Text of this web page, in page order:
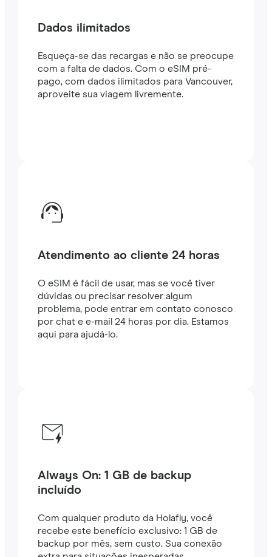
Dados ilimitados
Esqueça-se das recargas e não se preocupe
com a falta de dados. Com o eSIM pré-
pago, com dados ilimitados para Vancouver,
aproveite sua viagem livremente.
Atendimento ao cliente 24 horas
O eSIM é fácil de usar, mas se você tiver
dúvidas ou precisar resolver algum
problema, pode entrar em contato conosco
por chat e e-mail 24 horas por dia. Estamos
aqui para ajudá-lo.
Always On: 1 GB de backup
incluído
Com qualquer produto da Holafly, você
recebe este benefício exclusivo: 1 GB de
backup por mês, sem custo. Sua conexão